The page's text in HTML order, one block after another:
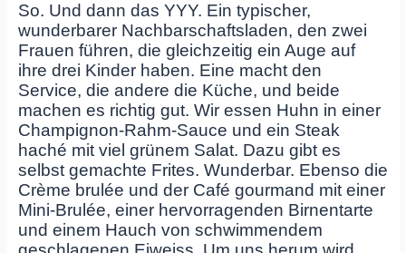
So. Und dann das YYY. Ein typischer,
wunderbarer Nachbarschaftsladen, den zwei
Frauen führen, die gleichzeitig ein Auge auf
ihre drei Kinder haben. Eine macht den
Service, die andere die Küche, und beide
machen es richtig gut. Wir essen Huhn in einer
Champignon-Rahm-Sauce und ein Steak
haché mit viel grünem Salat. Dazu gibt es
selbst gemachte Frites. Wunderbar. Ebenso die
Crème brulée und der Café gourmand mit einer
Mini-Brulée, einer hervorragenden Birnentarte
und einem Hauch von schwimmendem